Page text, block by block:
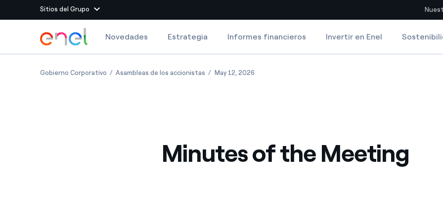
Sitios del Grupo
Sitios del Grupo
Enel Green Power Producimos energía limpia con recursos renovables
Un ecosistema global que saca partido de
Innovability® para impulsar el futuro
Sitios del país
Chile
Dirígete al contenido principal
Novedades Estrategia Informes financieros Invertir en Enel
Gobierno CorporativoMinutes of the Meeting
Asambleas de los accionistas Minutes of the Meeting
May 12, 2026Minutes of the Meeting
Minutes of the Meeting